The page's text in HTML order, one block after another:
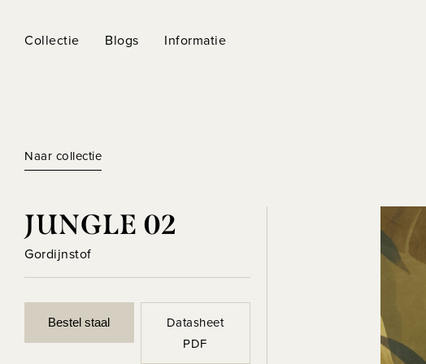
Collectie Blogs Informatie
Naar collectie
JUNGLE 02
Gordijnstof
Bestel staal
Datasheet
PDF